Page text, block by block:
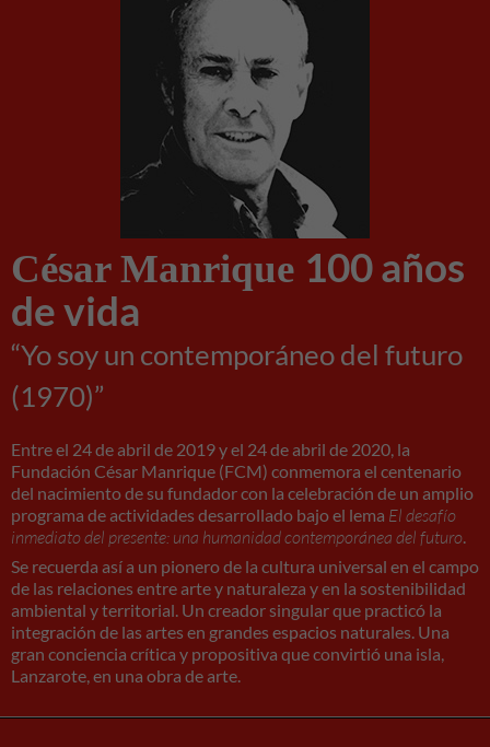
César Manrique 100 años
de vida
“Yo soy un contemporáneo del futuro
(1970)”
Entre el 24 de abril de 2019 y el 24 de abril de 2020, la
Fundación César Manrique (FCM) conmemora el centenario
del nacimiento de su fundador con la celebración de un amplio
programa de actividades desarrollado bajo el lema El desafío
inmediato del presente: una humanidad contemporánea del futuro
Se recuerda así a un pionero de la cultura universal en el campo
de las relaciones entre arte y naturaleza y en la sostenibilidad
ambiental y territorial. Un creador singular que practicó la
integración de las artes en grandes espacios naturales. Una
gran conciencia crítica y propositiva que convirtió una isla,
Lanzarote, en una obra de arte.